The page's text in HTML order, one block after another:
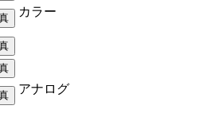
カラー
アナログ